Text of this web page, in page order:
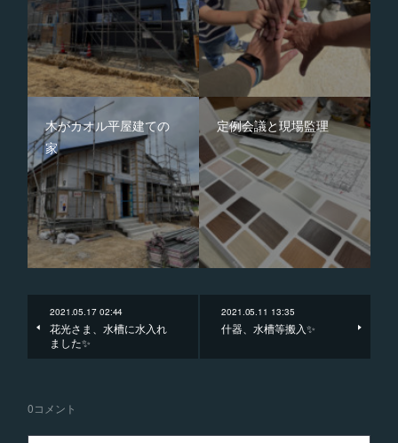
木がカオル平屋建ての
家
定例会議と現場監理
2021.05.17 02:44
花光さま、水槽に水入れ
ました✨
2021.05.11 13:35
什器、水槽等搬入✨
0コメント